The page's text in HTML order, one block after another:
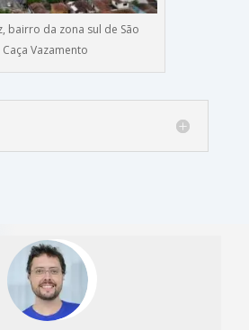
bairro da zona sul de São
Caça Vazamento